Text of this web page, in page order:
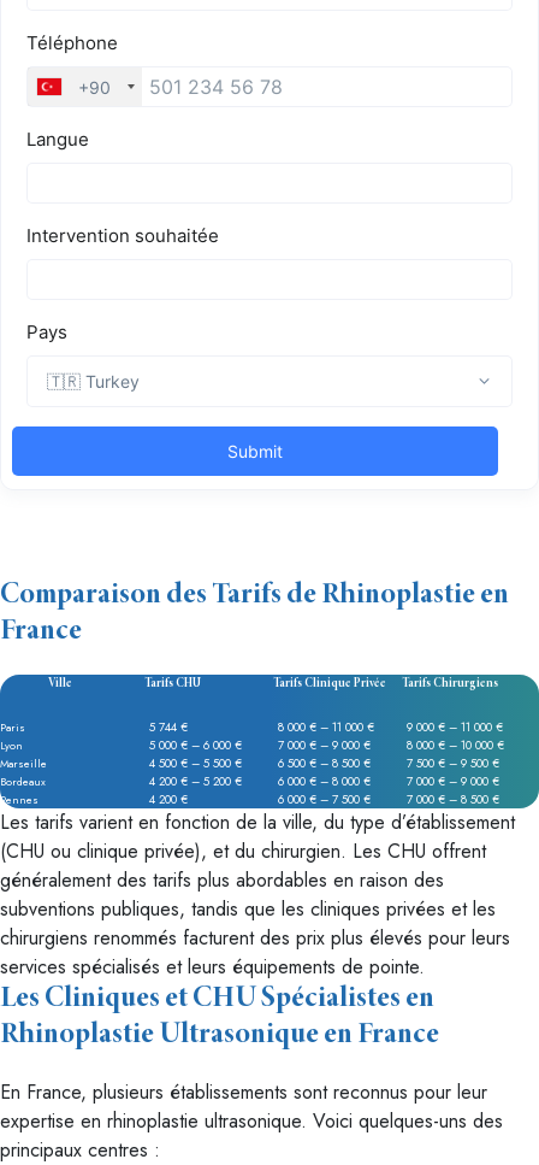
Comparaison des Tarifs de Rhinoplastie en
France
Ville Tarifs CHU Tarifs Clinique Privée Tarifs Chirurgiens
Paris 5 744 € 8 000 € – 11 000 € 9 000 € – 11 000 €
Lyon 5 000 € – 6 000 € 7 000 € – 9 000 € 8 000 € – 10 000 €
Marseille 4 500 € – 5 500 € 6 500 € – 8 500 € 7 500 € – 9 500 €
Bordeaux 4 200 € – 5 200 € 6 000 € – 8 000 € 7 000 € – 9 000 €
Rennes 4 200 € 6 000 € – 7 500 € 7 000 € – 8 500 €
Les tarifs varient en fonction de la ville, du type d’établissement
(CHU ou clinique privée), et du chirurgien. Les CHU offrent
généralement des tarifs plus abordables en raison des
subventions publiques, tandis que les cliniques privées et les
chirurgiens renommés facturent des prix plus élevés pour leurs
services spécialisés et leurs équipements de pointe.
Les Cliniques et CHU Spécialistes en
Rhinoplastie Ultrasonique en France
En France, plusieurs établissements sont reconnus pour leur
expertise en rhinoplastie ultrasonique. Voici quelques-uns des
principaux centres :